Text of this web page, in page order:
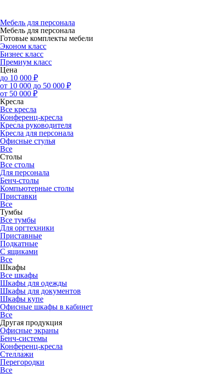
Мебель для персонала
Мебель для персонала
Готовые комплекты мебели
Эконом класс
Бизнес класс
Премиум класс
Цена
до 10 000 ₽
от 10 000 до 50 000 ₽
от 50 000 ₽
Кресла
Все кресла
Конференц-кресла
Кресла руководителя
Кресла для персонала
Офисные стулья
Все
Столы
Все столы
Для персонала
Бенч-столы
Компьютерные столы
Приставки
Все
Тумбы
Все тумбы
Для оргтехники
Приставные
Подкатные
С ящиками
Все
Шкафы
Все шкафы
Шкафы для одежды
Шкафы для документов
Шкафы купе
Офисные шкафы в кабинет
Все
Другая продукция
Офисные экраны
Бенч-системы
Конференц-кресла
Стеллажи
Перегородки
Все